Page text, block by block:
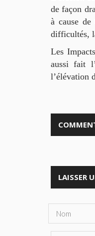
de façon
à cause de
difficultés,
Les
aussi fait
l’élévation
LAISSER